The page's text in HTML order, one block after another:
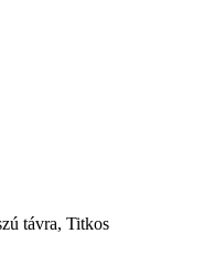
távra, Titkos